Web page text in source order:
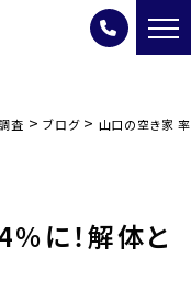
査 > ブログ> 山口の空き家 率
に！解体と